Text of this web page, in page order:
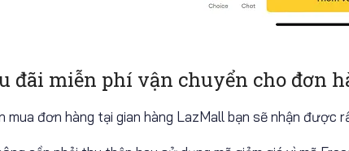
đãi miễn phí vận chuyển cho đơn
mua đơn hàng tại gian hàng LazMall bạn sẽ nhận được